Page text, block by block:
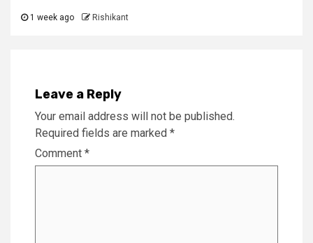
1 week ago Rishikant
Leave a Reply
Your email address will not be published.
Required fields are marked *
Comment *